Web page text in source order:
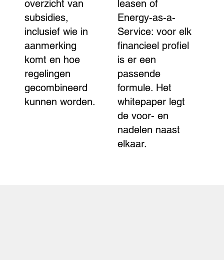
overzicht van
subsidies,
inclusief wie in
aanmerking
komt en hoe
regelingen
gecombineerd
kunnen worden.
leasen of
Energy-as-a-
Service: voor elk
financieel profiel
is er een
passende
formule. Het
whitepaper legt
de voor- en
nadelen naast
elkaar.